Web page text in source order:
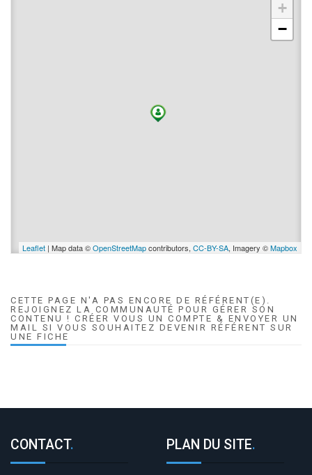
+
−
Leaflet | Map data ©OpenStreetMapcontributors, CC-BY-SA, Imagery ©Mapbox
CETTE PAGE N'A PAS ENCORE DE RÉFÉRENT(E).
REJOIGNEZ LA COMMUNAUTÉ POUR GÉRER SON
CONTENU ! CRÉER VOUS UN COMPTE & ENVOYER UN
MAIL SI VOUS SOUHAITEZ DEVENIR RÉFÉRENT SUR
UNE FICHE
CONTACT. PLAN DU SITE.